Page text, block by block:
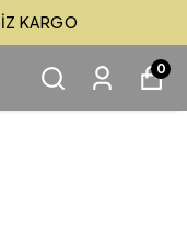
KARGO
0